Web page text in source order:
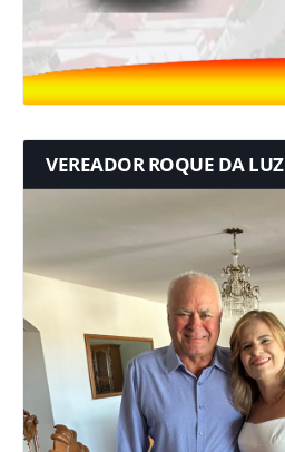
VEREADOR ROQUE DA LUZ